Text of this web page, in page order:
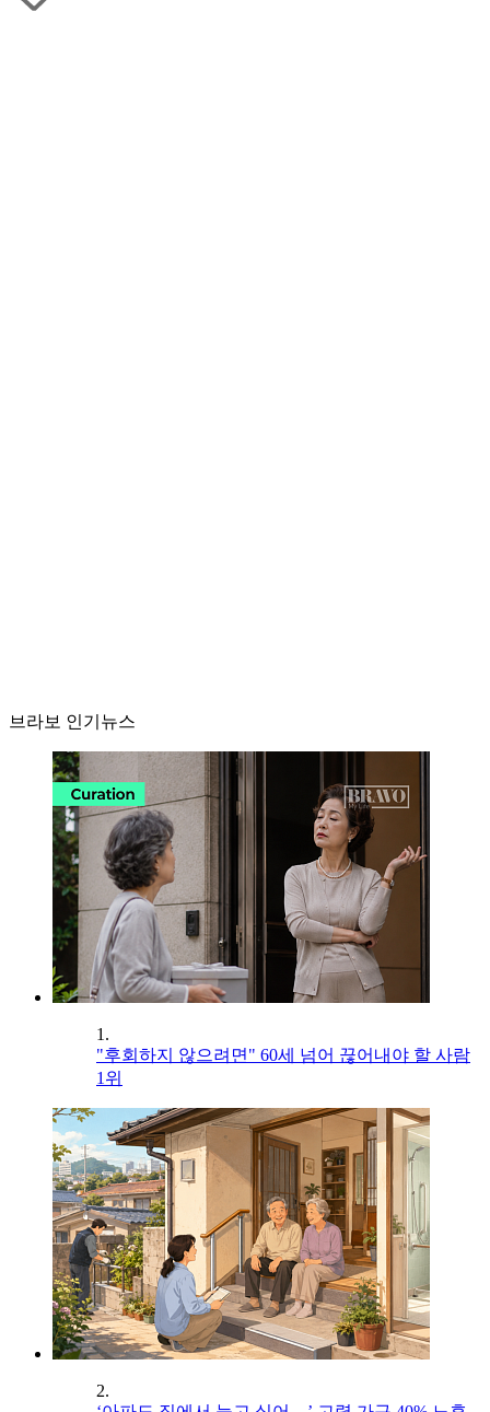
브라보 인기뉴스
1.
"후회하지 않으려면" 60세 넘어 끊어내야 할 사람
1위
2.